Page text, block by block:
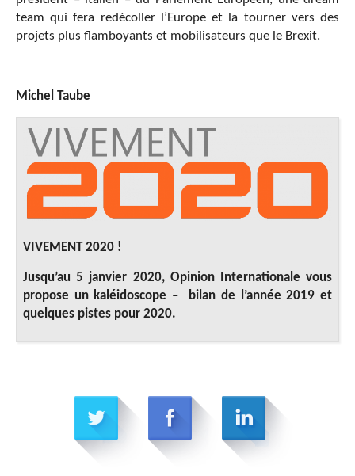
team qui fera redécoller l’Europe et la tourner vers des
projets plus flamboyants et mobilisateurs que le Brexit.
Michel Taube
VIVEMENT 2020 !
Jusqu’au 5 janvier 2020, Opinion Internationale vous
propose un kaléidoscope – bilan de l’année 2019 et
quelques pistes pour 2020.